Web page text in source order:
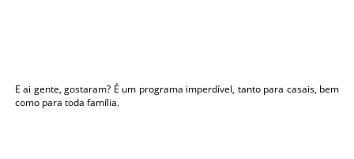
E ai gente, gostaram? É um programa imperdível, tanto para casais, bem
como para toda família.